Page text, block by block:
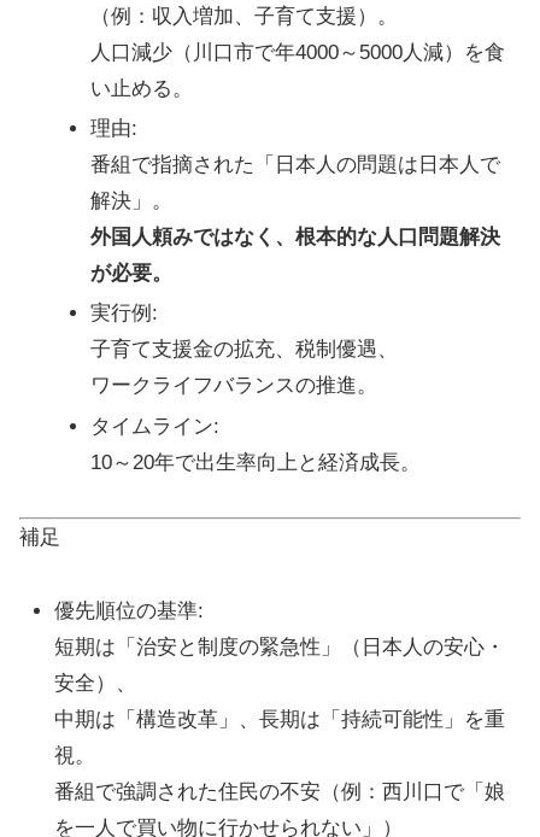
（例：収入増加、子育て支援）。
人口減少（川口市で年4000～5000人減）を食
い止める。
理由:
番組で指摘された「日本人の問題は日本人で
解決」。
外国人頼みではなく、根本的な人口問題解決
が必要。
実行例 :
子育て支援金の拡充、税制優遇、
ワークライフバランスの推進。
タイムライン:
10～20年で出生率向上と経済成長。
補足
優先順位の基準:
短期は「治安と制度の緊急性」（日本人の安心・
安全）、
中期は「構造改革」、長期は「持続可能性」を重
視。
番組で強調された住民の不安（例：西川口で「娘
を一人で買い物に行かせられない」）